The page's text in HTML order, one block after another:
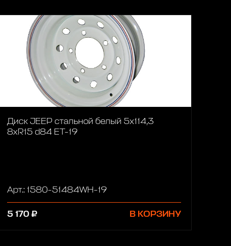
Диск JEEP стальной белый 5х114,3
8xR15 d84 ET-19
Арт.: 1580-51484WH-19
5 170 ₽ В КОРЗИНУ